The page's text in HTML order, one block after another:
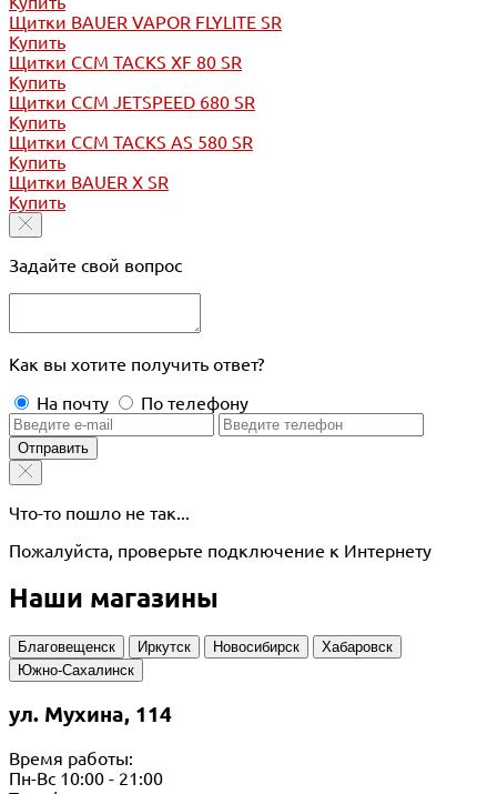
Щитки BAUER VAPOR FLYLITE SR
Купить
Щитки CCM TACKS XF 80 SR
Купить
Щитки CCM JETSPEED 680 SR
Купить
Щитки CCM TACKS AS 580 SR
Купить
Щитки BAUER X SR
Купить
Задайте свой вопрос
Как вы хотите получить ответ?
На почту
По телефону
Отправить
Что-то пошло не так...
Пожалуйста, проверьте подключение к Интернету
Наши магазины
Благовещенск Иркутск Новосибирск
Хабаровск
Южно-Сахалинск
ул. Мухина, 114
Время работы:
Пн-Вс 10:00 - 21:00